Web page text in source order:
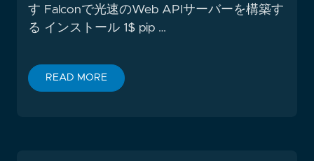
す Falconで光速のWeb APIサーバーを構築す
る インストール 1$ pip …
READ MORE